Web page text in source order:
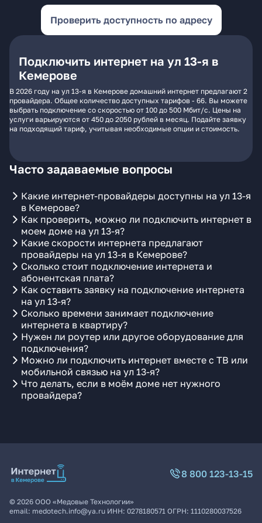
Проверить доступность по адресу
Подключить интернет на ул 13-я в
Кемерове
В 2026 году на ул 13-я в Кемерове домашний интернет предлагают 2
провайдера. Общее количество доступных тарифов - 66. Вы можете
выбрать подключение со скоростью от 100 до 500 Мбит/с. Цены на
услуги варьируются от 450 до 2050 рублей в месяц. Подайте заявку
на подходящий тариф, учитывая необходимые опции и стоимость.
Часто задаваемые вопросы
Какие интернет-провайдеры доступны на ул 13-я
в Кемерове?
Как проверить, можно ли подключить интернет в
моем доме на ул 13-я?
Какие скорости интернета предлагают
провайдеры на ул 13-я в Кемерове?
Сколько стоит подключение интернета и
абонентская плата?
Как оставить заявку на подключение интернета
на ул 13-я?
Сколько времени занимает подключение
интернета в квартиру?
Нужен ли роутер или другое оборудование для
подключения?
Можно ли подключить интернет вместе с ТВ или
мобильной связью на ул 13-я?
Что делать, если в моём доме нет нужного
провайдера?
8 800 123-13-15
© 2026 ООО «Медовые Технологии»
email: medotech.info@ya.ru ИНН: 0278180571 ОГРН: 1110280037526